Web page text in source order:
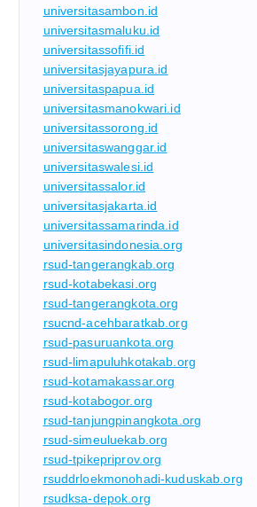
universitasambon.id
universitasmaluku.id
universitassofifi.id
universitasjayapura.id
universitaspapua.id
universitasmanokwari.id
universitassorong.id
universitaswanggar.id
universitaswalesi.id
universitassalor.id
universitasjakarta.id
universitassamarinda.id
universitasindonesia.org
rsud-tangerangkab.org
rsud-kotabekasi.org
rsud-tangerangkota.org
rsucnd-acehbaratkab.org
rsud-pasuruankota.org
rsud-limapuluhkotakab.org
rsud-kotamakassar.org
rsud-kotabogor.org
rsud-tanjungpinangkota.org
rsud-simeuluekab.org
rsud-tpikepriprov.org
rsuddrloekmonohadi-kuduskab.org
rsudksa-depok.org